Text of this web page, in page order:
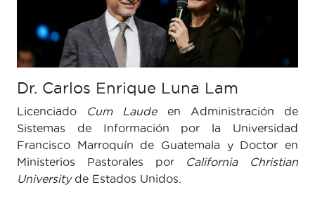
Dr. Carlos Enrique Luna Lam
Licenciado Cum Laudeen Administración de
Sistemas de Información por la Universidad
Francisco Marroquín de Guatemala y Doctor en
Ministerios Pastorales por California Christian
University de Estados Unidos.